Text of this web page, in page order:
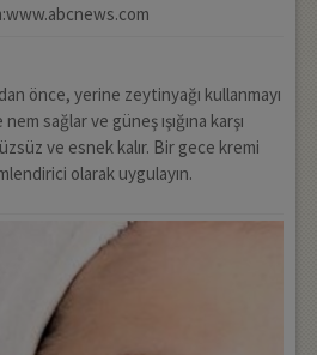
önce, yerine zeytinyağı kullanmayı
sağlar ve güneş ışığına karşı
ve esnek kalır. Bir gece kremi
olarak uygulayın.